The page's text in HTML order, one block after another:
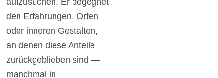
aufzusuchen. Er begegnet
den Erfahrungen, Orten
oder inneren Gestalten,
an denen diese Anteile
zurückgeblieben sind —
manchmal in